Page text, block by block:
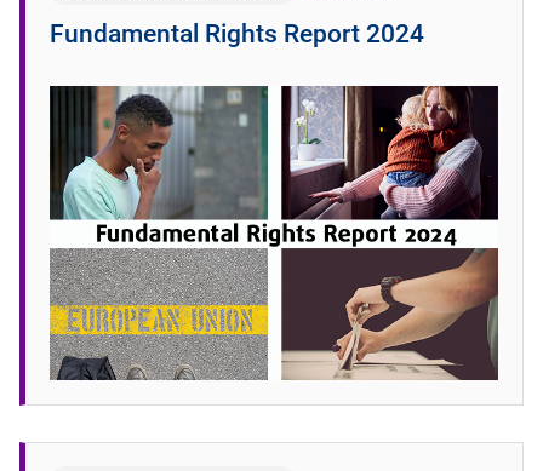
Fundamental Rights Report 2024